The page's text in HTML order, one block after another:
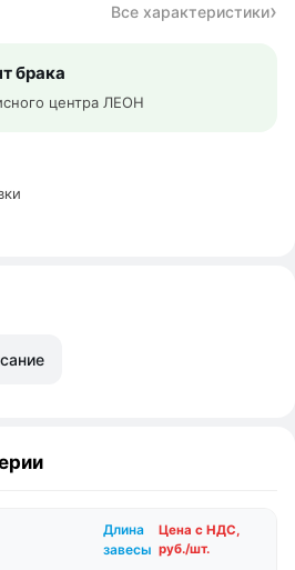
Все характеристики
брака
центра ЛЕОН
Длина
завесы
Цена с НДС,
руб./шт.